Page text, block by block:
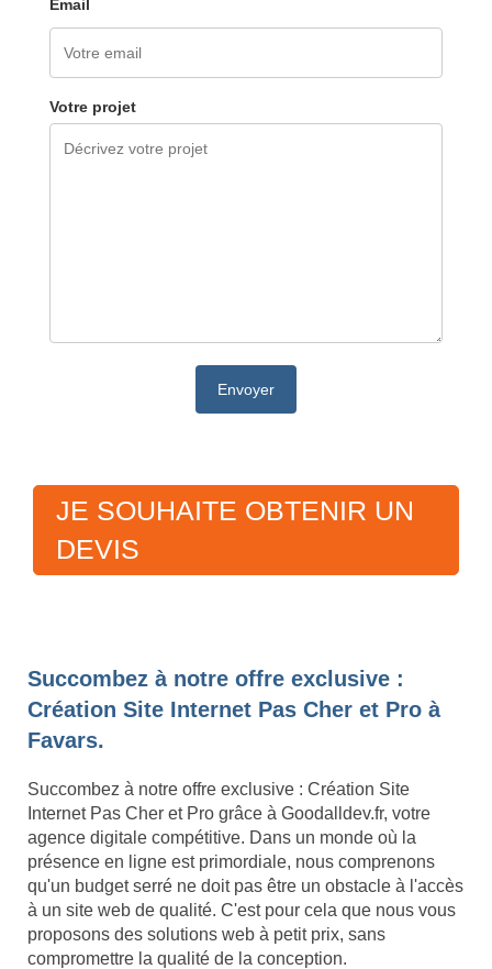
Email
Votre projet
JE SOUHAITE OBTENIR UN
DEVIS
Succombez à notre offre exclusive :
Création Site Internet Pas Cher et Pro à
Favars.
Succombez à notre offre exclusive : Création Site
Internet Pas Cher et Pro grâce à Goodalldev.fr, votre
agence digitale compétitive. Dans un monde où la
présence en ligne est primordiale, nous comprenons
qu'un budget serré ne doit pas être un obstacle à l'accès
à un site web de qualité. C'est pour cela que nous vous
proposons des solutions web à petit prix, sans
compromettre la qualité de la conception.